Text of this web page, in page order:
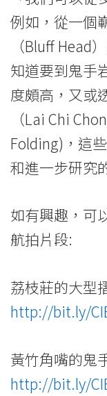
例如，從一個
（Bluff Head
知道要到鬼手
度頗高，又或
（Lai Chi
Folding)，這
和進一步研究
如有興趣，可
航拍片段:
荔枝莊的大型
http://bit.ly/
黃竹角嘴的鬼
http://bit.ly/